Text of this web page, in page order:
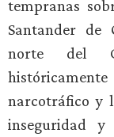
tempranas
Santander de
norte del
narcotráfico y
inseguridad